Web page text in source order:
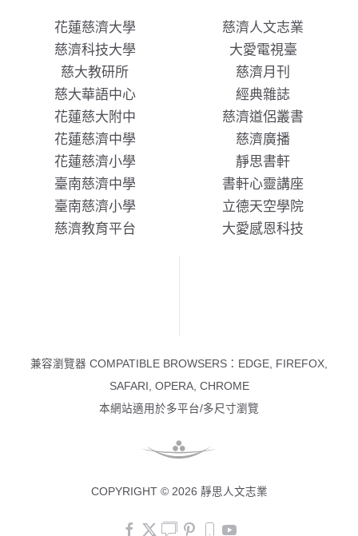
花蓮慈濟大學
慈濟科技大學
慈大教研所
慈大華語中心
花蓮慈大附中
花蓮慈濟中學
花蓮慈濟小學
臺南慈濟中學
臺南慈濟小學
慈濟教育平台
慈濟人文志業
大愛電視臺
慈濟月刊
經典雜誌
慈濟道侶叢書
慈濟廣播
靜思書軒
書軒心靈講座
立德天空學院
大愛感恩科技
兼容瀏覽器 COMPATIBLE BROWSERS：EDGE, FIREFOX,
SAFARI, OPERA, CHROME
本網站適用於多平台/多尺寸瀏覽
COPYRIGHT © 2026 靜思人文志業